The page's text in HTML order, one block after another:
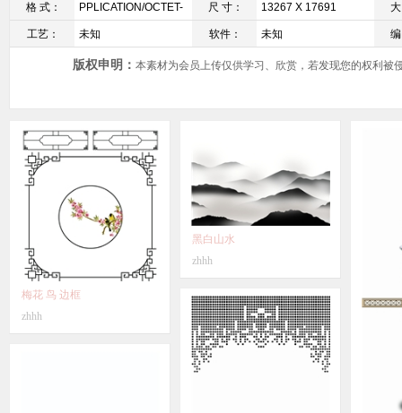
格 式： PPLICATION/OCTET-
STREAM
尺 寸： 13267 X 17691
工艺： 未知 软件： 未知
版权申明： 本素材为会员上传仅供学习、欣赏，若发现您的权利被
梅花 鸟 边框
zhhh
黑白山水
zhhh